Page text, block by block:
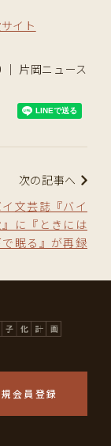
イト
｜ 片岡ニュース
次の記事へ
文芸誌『バイ
に『ときには
眠る』が再録
会員登録